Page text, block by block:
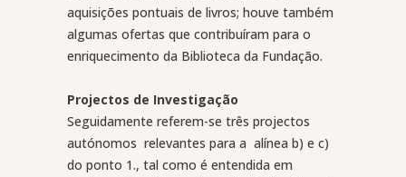
aquisições pontuais de livros; houve também
algumas ofertas que contribuíram para o
enriquecimento da Biblioteca da Fundação.
Projectos de Investigação
Seguidamente referem-se três projectos
autónomos relevantes para a alínea b) e c)
do ponto 1., tal como é entendida em